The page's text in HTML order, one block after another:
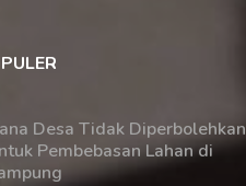
Desa Tidak Diperbolehkan
Pembebasan Lahan di